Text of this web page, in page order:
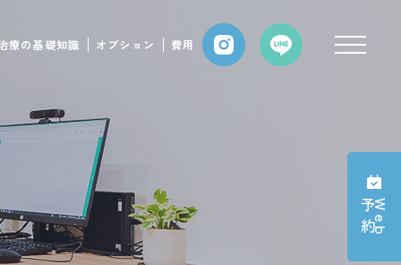
療の基礎知識 オプション 費用
W
e
b
予
約